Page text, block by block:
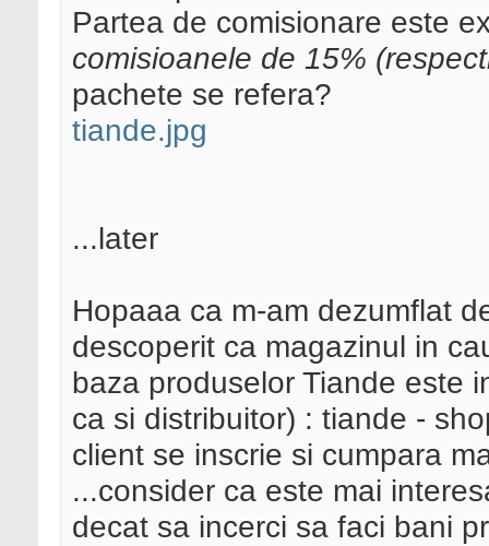
Partea de comisionare este
comisioanele de 15%
pachete se refera?
tiande.jpg
...later
Hopaaa ca m-am dezumflat
descoperit ca magazinul in
baza produselor Tiande este
ca si distribuitor) : tiande -
client se inscrie si cumpara
...consider ca este mai
decat sa incerci sa faci bani